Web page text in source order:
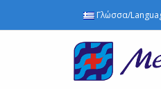
Γλώσσα/